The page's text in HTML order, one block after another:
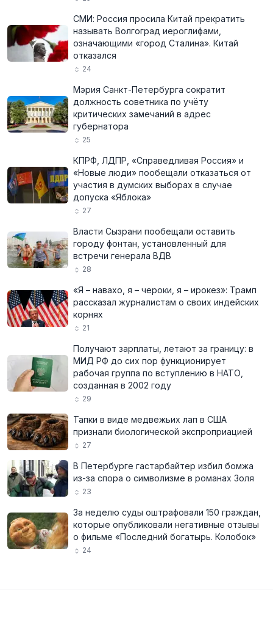
СМИ: Россия просила Китай прекратить
называть Волгоград иероглифами,
означающими «город Сталина». Китай
отказался
24
Мэрия Санкт-Петербурга сократит
должность советника по учёту
критических замечаний в адрес
губернатора
25
КПРФ, ЛДПР, «Справедливая Россия» и
«Новые люди» пообещали отказаться от
участия в думских выборах в случае
допуска «Яблока»
27
Власти Сызрани пообещали оставить
городу фонтан, установленный для
встречи генерала ВДВ
28
«Я – навахо, я – чероки, я – ирокез»: Трамп
рассказал журналистам о своих индейских
корнях
21
Получают зарплаты, летают за границу: в
МИД РФ до сих пор функционирует
рабочая группа по вступлению в НАТО,
созданная в 2002 году
29
Тапки в виде медвежьих лап в США
признали биологической экспроприацией
27
В Петербурге гастарбайтер избил бомжа
из-за спора о символизме в романах Золя
23
За неделю суды оштрафовали 150 граждан,
которые опубликовали негативные отзывы
о фильме «Последний богатырь. Колобок»
24